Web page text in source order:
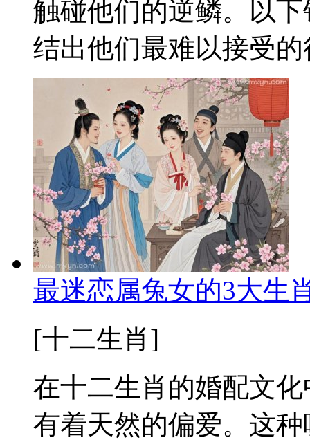
触碰他们的逆鳞。以
结出他们最难以接受
最迷恋属兔女的3大生
[十二生肖]
在十二生肖的婚配文
有着天然的偏爱。这